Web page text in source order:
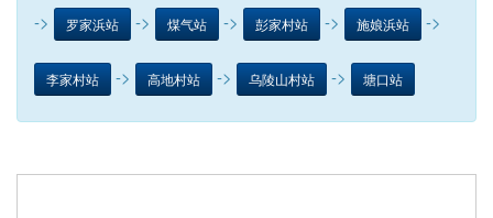
-> 罗家浜站 -> 煤气站 -> 彭家村站 -> 施娘浜站 ->
李家村站 -> 高地村站 -> 乌陵山村站 -> 塘口站